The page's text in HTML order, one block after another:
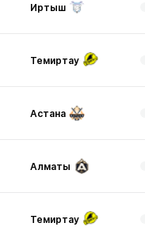
Иртыш
Темиртау
Астана
Алматы
Темиртау